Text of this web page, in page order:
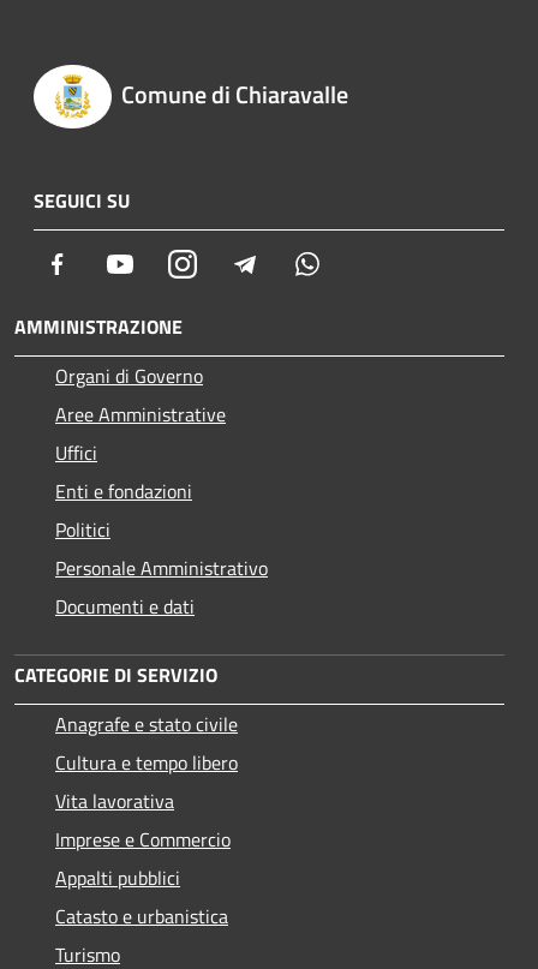
Comune di Chiaravalle
SEGUICI SU
Facebook YoutubeInstagram Telegram
AMMINISTRAZIONE
Organi di Governo
Aree Amministrative
Uffici
Enti e fondazioni
Politici
Personale Amministrativo
Documenti e dati
CATEGORIE DI SERVIZIO
Anagrafe e stato civile
Cultura e tempo libero
Vita lavorativa
Imprese e Commercio
Appalti pubblici
Catasto e urbanistica
Turismo